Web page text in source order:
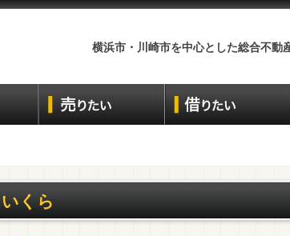
横浜市・川崎市を中心とした総合不動
いくら